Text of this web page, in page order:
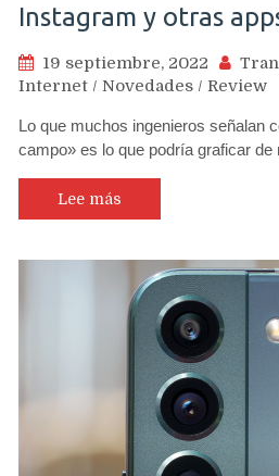
Instagram y otras
19 septiembre, 2022
Internet / Novedades / Review
Lo que muchos ingenieros señalan
campo» es lo que podría graficar
Lee más